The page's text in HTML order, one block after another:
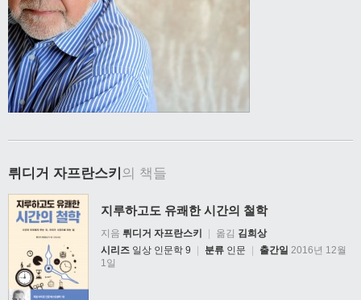
뤼디거 자프란스키 의 책들
지루하고도 유쾌한 시간의 철학
지음 뤼디거 자프란스키 옮김 김희상
시리즈 일상 인문학 9 분류 인문 출간일 2016년 12월
1일